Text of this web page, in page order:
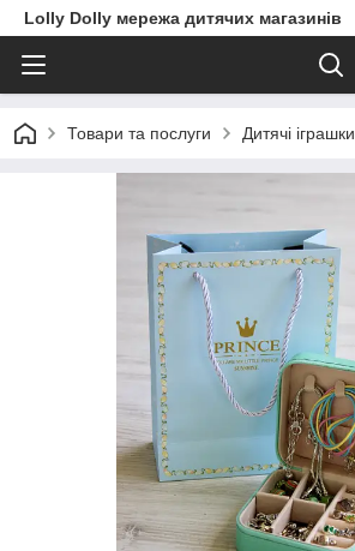
Lolly Dolly мережа дитячих магазинів
Товари та послуги Дитячі іграшки